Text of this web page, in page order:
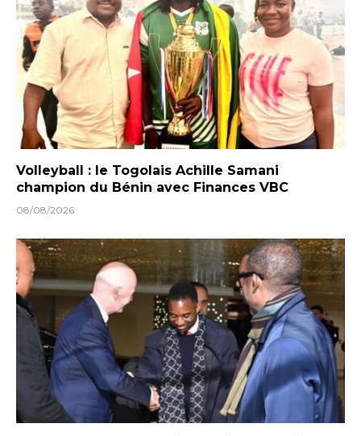
Volleyball : le Togolais Achille Samani
champion du Bénin avec Finances VBC
08/08/2026